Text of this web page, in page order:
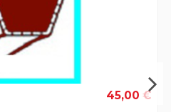
45,00 €